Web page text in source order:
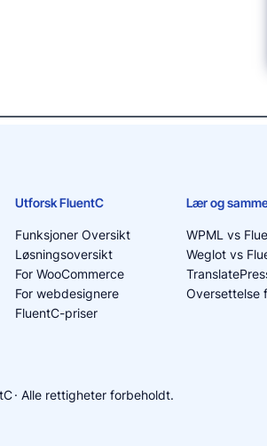
Utforsk FluentC
Funksjoner Oversikt
Løsningsoversikt
For WooCommerce
For webdesignere
FluentC-priser
Lær og
WPML vs
Weglot vs
Oversettelse
· Alle rettigheter forbeholdt.